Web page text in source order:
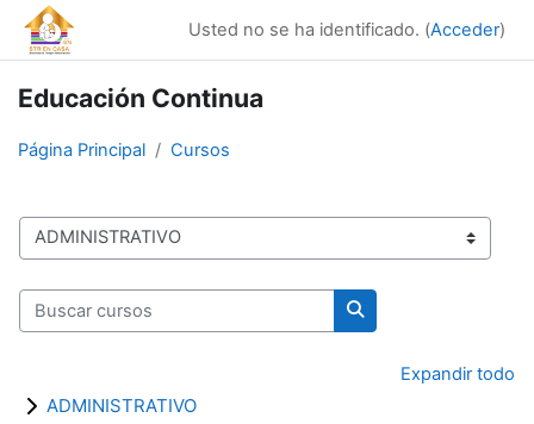
Salta al contenido principal
Usted no se ha identificado. (Acceder)
Educación Continua
Página Principal Cursos
Categorías
Buscar cursos
Buscar cursos
Expandir todo
ADMINISTRATIVO